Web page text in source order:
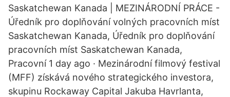
Saskatchewan Kanada | MEZINÁRODNÍ PRÁCE -
Úředník pro doplňování volných pracovních míst
Saskatchewan Kanada, Úředník pro doplňování
pracovních míst Saskatchewan Kanada,
Pracovní 1 day ago · Mezinárodní filmový festival
(MFF) získává nového strategického investora,
skupinu Rockaway Capital Jakuba Havrlanta,